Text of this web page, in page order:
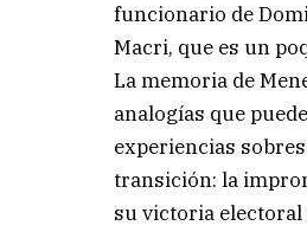
funcionario de
Macri, que es un
La memoria de
analogías que
experiencias
transición: la
su victoria